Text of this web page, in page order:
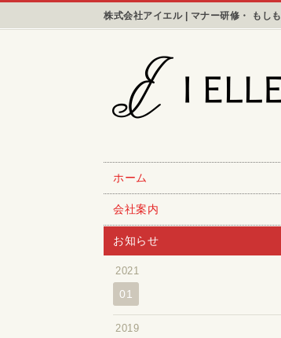
株式会社アイエル | マナー研修・ もし
ホーム
会社案内
お知らせ
2021
01
2019